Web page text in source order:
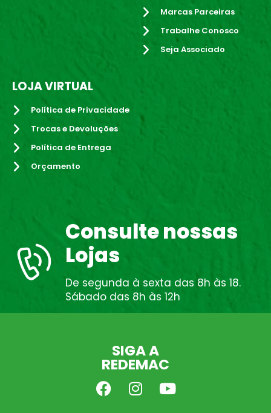
Marcas Parceiras
Trabalhe Conosco
Seja Associado
LOJA VIRTUAL
Política de Privacidade
Trocas e Devoluções
Política de Entrega
Orçamento
Consulte nossas
Lojas
De segunda à sexta das 8h às 18.
Sábado das 8h às 12h
SIGA A
REDEMAC